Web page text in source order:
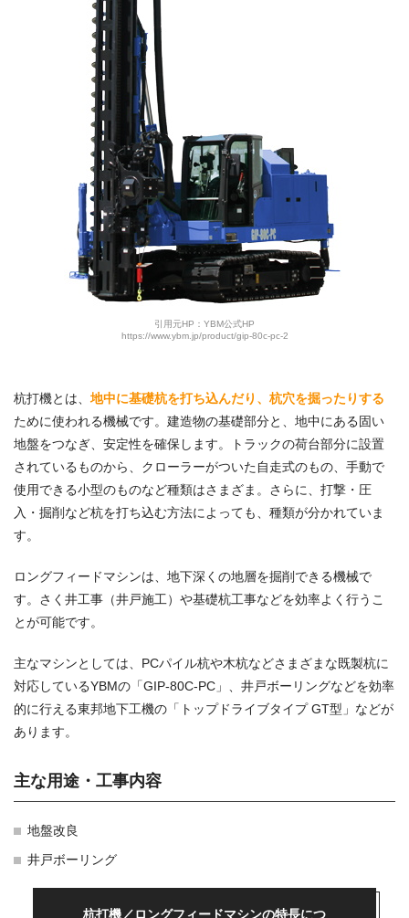
引用元HP：YBM公式HP
https://www.ybm.jp/product/gip-80c-pc-2
杭打機とは、 地中に基礎杭を打ち込んだり、杭穴を掘ったりする
ために使われる機械です。建造物の基礎部分と、地中にある固い
地盤をつなぎ、安定性を確保します。トラックの荷台部分に設置
されているものから、クローラーがついた自走式のもの、手動で
使用できる小型のものなど種類はさまざま。さらに、打撃・圧
入・掘削など杭を打ち込む方法によっても、種類が分かれていま
す。
ロングフィードマシンは、地下深くの地層を掘削できる機械で
す。さく井工事（井戸施工）や基礎杭工事などを効率よく行うこ
とが可能です。
主なマシンとしては、PCパイル杭や木杭などさまざまな既製杭に
対応しているYBMの「GIP-80C-PC」、井戸ボーリングなどを効率
的に行える東邦地下工機の「トップドライブタイプ GT型」などが
あります。
主な用途・工事内容
地盤改良
井戸ボーリング
杭打機／ロングフィードマシンの特長につ